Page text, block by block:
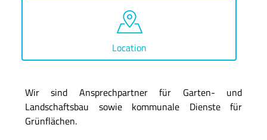
Location
Wir sind Ansprechpartner für Garten- und
Landschaftsbau sowie kommunale Dienste für
Grünflächen.